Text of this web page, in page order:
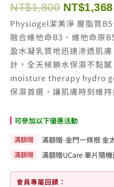
NT$1,800 原
始
價
格：
NT$1,800
NT$1,368
Physiogel潔美淨 層脂質
融合維他命B3、維他命原
盈水凝乳質地迅速滲透肌
計，全天候鎖水保濕不黏
moisture therapy hydro
保濕首選，讓肌膚時刻維持
可參加以下優惠活動
滿額贈 滿額贈-金門一條根 金
滿額贈 滿額贈UCare 單片隨機
會員專屬回饋：